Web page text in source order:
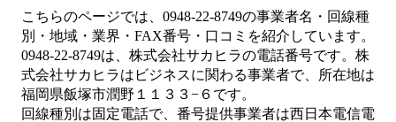
こちらのページでは、 0948-22-8749の事業者名・回線種
別・地域・業界・FAX番号・口コミを紹介しています。
0948-22-8749は、 株式会社サカヒラの電話番号です。 株
式会社サカヒラは ビジネスに関わる事業者で、所在地は
福岡県飯塚市潤野１１３３−６ です。
回線種別は固定電話で、番号提供事業者は西日本電信電